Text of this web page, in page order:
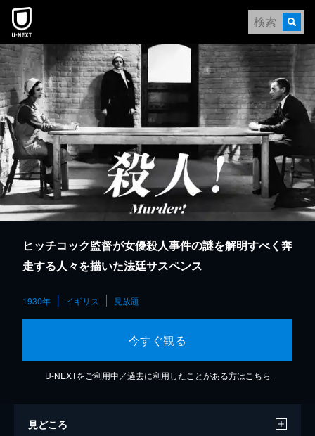
本文へスキップ
ヒッチコック監督が女優殺人事件の謎を解明すべく奔
走する人々を描いた法廷サスペンス
1930年 イギリス 見放題
今すぐ観る
U-NEXTをご利用中／過去に利用したことがある方は こちら
見どころ